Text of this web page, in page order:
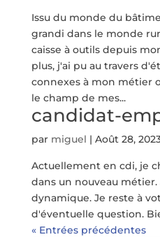
Issu du monde du
grandi dans le monde
caisse à outils depuis
plus, j'ai pu au travers
connexes à mon métier
le champ de mes...
candidat-
par miguel | Août 28,
Actuellement en cdi, je
dans un nouveau
dynamique. Je reste à
d'éventuelle question.
« Entrées précédentes